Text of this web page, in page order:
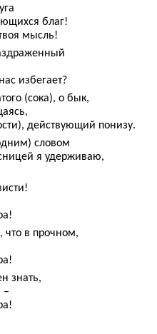
благ!
мысль!
избегает?
(сока), о бык,
действующий понизу.
словом
я удерживаю,
что в прочном,
знать,
–